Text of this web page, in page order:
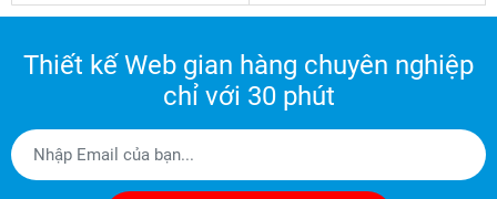
Thiết kế Web gian hàng chuyên nghiệp
chỉ với 30 phút